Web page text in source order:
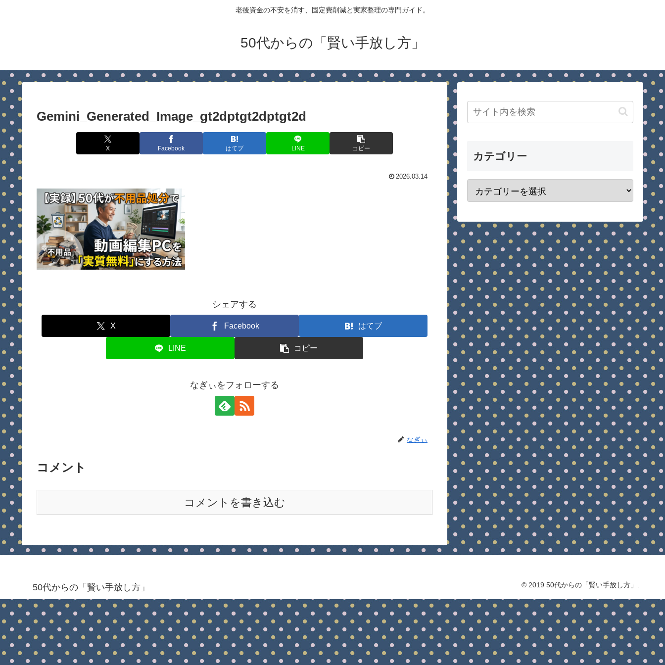
老後資金の不安を消す、固定費削減と実家整理の専門ガイド。
50代からの「賢い手放し方」
Gemini_Generated_Image_gt2dptgt2dptgt2d
X Facebook はてブ LINE コピー
2026.03.14
シェアする
X Facebook はてブ
LINE コピー
なぎぃをフォローする
なぎぃ
コメント
コメントを書き込む
カテゴリー
50代からの「賢い手放し方」 © 2019 50代からの「賢い手放し方」.